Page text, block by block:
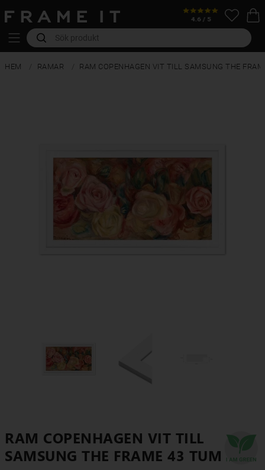
HEM RAMAR RAM COPENHAGEN VIT TILL SAMSUNG THE
RAM COPENHAGEN VIT TILL
SAMSUNG THE FRAME 43 TUM